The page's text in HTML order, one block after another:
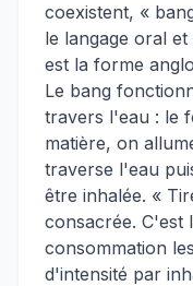
coexistent, «
le langage oral
est la forme
Le bang
travers l'eau : le
matière, on
traverse l'eau
être inhalée. «
consacrée. C'est
consommation
d'intensité par